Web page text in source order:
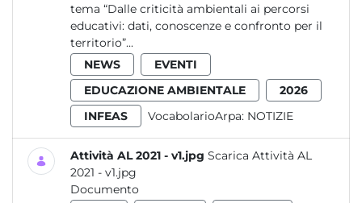
tema “Dalle criticità ambientali ai percorsi
educativi: dati, conoscenze e confronto per il
territorio”...
NEWS
EVENTI
EDUCAZIONE AMBIENTALE
2026
INFEAS
VocabolarioArpa: NOTIZIE
Attività AL 2021 - v1.jpg Scarica Attività AL
2021 - v1.jpg
Documento